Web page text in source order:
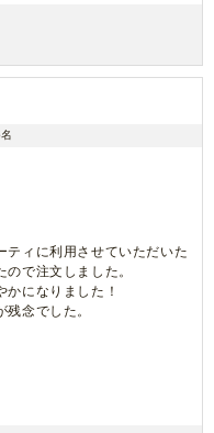
ティに利用させていただいた
で注文しました。
になりました！
念でした。